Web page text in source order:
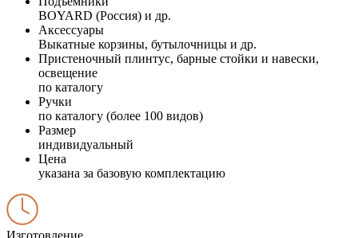
BOYARD (Россия) и др.
Аксессуары
Выкатные корзины, бутылочницы и др.
Пристеночный плинтус, барные стойки и навески,
освещение
по каталогу
Ручки
по каталогу (более 100 видов)
Размер
индивидуальный
Цена
указана за базовую комплектацию
Изготовление